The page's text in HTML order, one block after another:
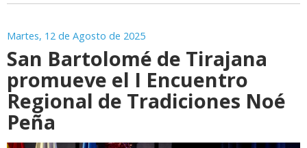
Martes, 12 de Agosto de 2025
San Bartolomé de Tirajana
promueve el I Encuentro
Regional de Tradiciones Noé
Peña